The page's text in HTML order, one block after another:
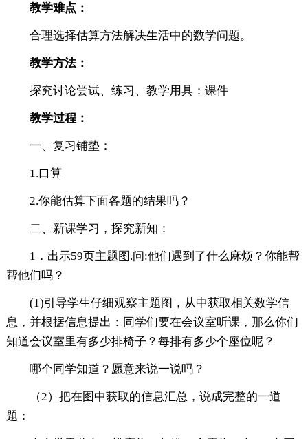
教学难点：
合理选择估算方法解决生活中的数学问题。
教学方法：
探究讨论尝试、练习、教学用具：课件
教学过程：
一、复习铺垫：
1.口算
2.你能估算下面各题的结果吗？
二、新课学习，探究新知：
1．出示59页主题图.问:他们遇到了什么麻烦？你能帮
帮他们吗？
(1)引导学生仔细观察主题图，从中获取相关数学信
息，并根据信息提出：同学们要在会议室听课，那么你们
知道会议室里有多少排椅子？每排有多少个座位呢？
哪个同学知道？愿意来说一说吗？
（2）把在图中获取的信息汇总，说成完整的一道
题：